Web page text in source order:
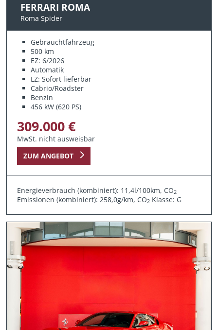
FERRARI ROMA
Roma Spider
Gebrauchtfahrzeug
500 km
EZ: 6/2026
Automatik
LZ: Sofort lieferbar
Cabrio/Roadster
Benzin
456 kW (620 PS)
309.000 €
MwSt. nicht ausweisbar
ZUM ANGEBOT
Energieverbrauch (kombiniert): 11,4l/100km, CO2
Emissionen (kombiniert): 258,0g/km, CO2 Klasse: G